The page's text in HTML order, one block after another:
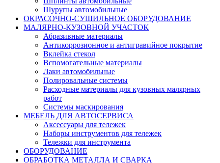
Шурупы автомобильные
ОКРАСОЧНО-СУШИЛЬНОЕ ОБОРУДОВАНИЕ
МАЛЯРНО-КУЗОВНОЙ УЧАСТОК
Абразивные материалы
Антикоррозионное и антигравийное покрытие
Вклейка стекол
Вспомогательные материалы
Лаки автомобильные
Полировальные системы
Расходные материалы для кузовных малярных
работ
Системы маскирования
МЕБЕЛЬ ДЛЯ АВТОСЕРВИСА
Аксессуары для тележек
Наборы инструментов для тележек
Тележки для инструмента
ОБОРУДОВАНИЕ
ОБРАБОТКА МЕТАЛЛА И СВАРКА